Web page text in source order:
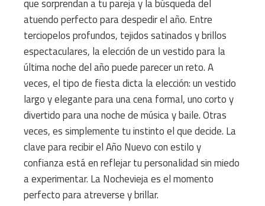
que sorprendan a tu pareja y la búsqueda del
atuendo perfecto para despedir el año. Entre
terciopelos profundos, tejidos satinados y brillos
espectaculares, la elección de un vestido para la
última noche del año puede parecer un reto. A
veces, el tipo de fiesta dicta la elección: un vestido
largo y elegante para una cena formal, uno corto y
divertido para una noche de música y baile. Otras
veces, es simplemente tu instinto el que decide. La
clave para recibir el Año Nuevo con estilo y
confianza está en reflejar tu personalidad sin miedo
a experimentar. La Nochevieja es el momento
perfecto para atreverse y brillar.